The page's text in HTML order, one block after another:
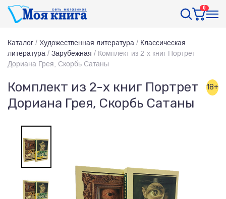
0
Каталог / Художественная литература / Классическая
литература / Зарубежная / Комплект из 2-х книг Портрет
Дориана Грея, Скорбь Сатаны
Комплект из 2-х книг Портрет
Дориана Грея, Скорбь Сатаны
18+